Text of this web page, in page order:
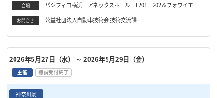
会場 パシフィコ横浜 アネックスホール F201＋202＆フォワイエ
お問合せ 公益社団法人自動車技術会 技術交流課
2026年5月27日（水） ～ 2026年5月29日（金）
主催 聴講受付終了
神奈川県